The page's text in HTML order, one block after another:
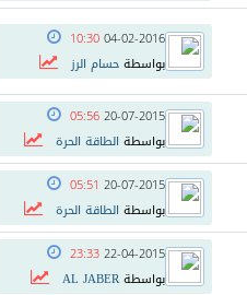
04-02-2016
10:30
بواسطةحسام الرز
20-07-2015
05:56
بواسطة الطاقة الحرة
20-07-2015
05:51
بواسطة الطاقة الحرة
22-04-2015
23:33
بواسطةAL JABER